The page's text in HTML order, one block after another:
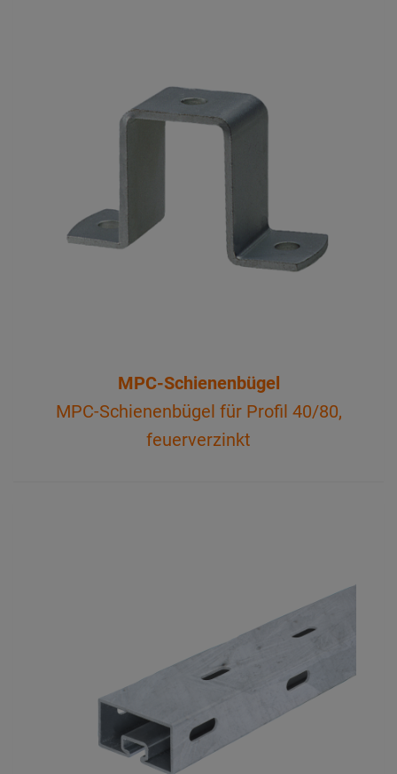
MPC-Schienenbügel
MPC-Schienenbügel für Profil 40/80,
feuerverzinkt